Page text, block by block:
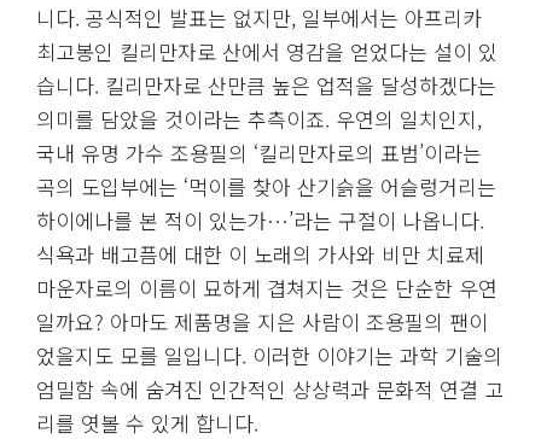
니다. 공식적인 발표는 없지만, 일부에서는 아프리카
최고봉인 킬리만자로 산에서 영감을 얻었다는 설이 있
습니다. 킬리만자로 산만큼 높은 업적을 달성하겠다는
의미를 담았을 것이라는 추측이죠. 우연의 일치인지,
국내 유명 가수 조용필의 ‘킬리만자로의 표범’이라는
곡의 도입부에는 ‘먹이를 찾아 산기슭을 어슬렁거리는
하이에나를 본 적이 있는가…’라는 구절이 나옵니다.
식욕과 배고픔에 대한 이 노래의 가사와 비만 치료제
마운자로의 이름이 묘하게 겹쳐지는 것은 단순한 우연
일까요? 아마도 제품명을 지은 사람이 조용필의 팬이
었을지도 모를 일입니다. 이러한 이야기는 과학 기술의
엄밀함 속에 숨겨진 인간적인 상상력과 문화적 연결 고
리를 엿볼 수 있게 합니다.